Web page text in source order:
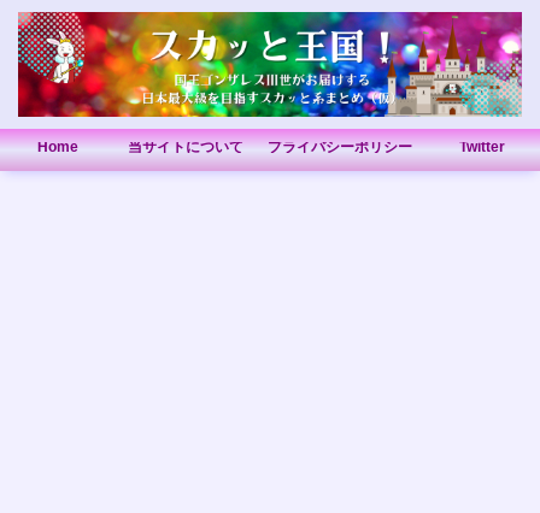
Home 当サイトについて プライバシーポリシー Twitter